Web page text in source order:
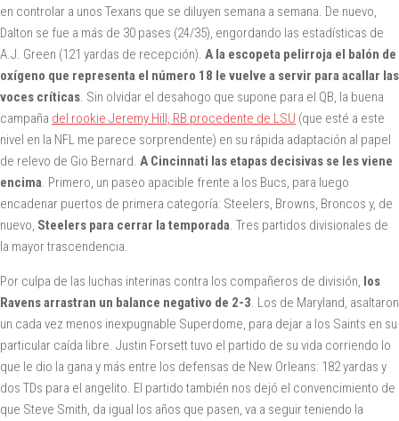
en controlar a unos Texans que se diluyen semana a semana. De nuevo,
Dalton se fue a más de 30 pases (24/35), engordando las estadísticas de
A.J. Green (121 yardas de recepción). A la escopeta pelirroja el balón de
oxígeno que representa el número 18 le vuelve a servir para acallar las
voces críticas. Sin olvidar el desahogo que supone para el QB, la buena
campaña del rookie Jeremy Hill, RB procedente de LSU (que esté a este
nivel en la NFL me parece sorprendente) en su rápida adaptación al papel
de relevo de Gio Bernard. A Cincinnati las etapas decisivas se les viene
encima. Primero, un paseo apacible frente a los Bucs, para luego
encadenar puertos de primera categoría: Steelers, Browns, Broncos y, de
nuevo, Steelers para cerrar la temporada. Tres partidos divisionales de
la mayor trascendencia.
Por culpa de las luchas interinas contra los compañeros de división, los
Ravens arrastran un balance negativo de 2-3. Los de Maryland, asaltaron
un cada vez menos inexpugnable Superdome, para dejar a los Saints en su
particular caída libre. Justin Forsett tuvo el partido de su vida corriendo lo
que le dio la gana y más entre los defensas de New Orleans: 182 yardas y
dos TDs para el angelito. El partido también nos dejó el convencimiento de
que Steve Smith, da igual los años que pasen, va a seguir teniendo la